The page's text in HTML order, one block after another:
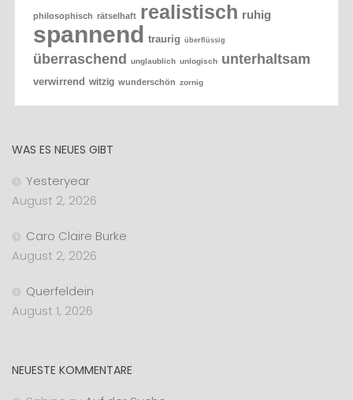
philosophisch rätselhaft realistisch ruhig
spannend traurig überflüssig
überraschend unglaublich unlogisch unterhaltsam
verwirrend witzig wunderschön zornig
WAS ES NEUES GIBT
Yesteryear
August 2, 2026
Caro Claire Burke
August 2, 2026
Querfeldein
August 1, 2026
NEUESTE KOMMENTARE